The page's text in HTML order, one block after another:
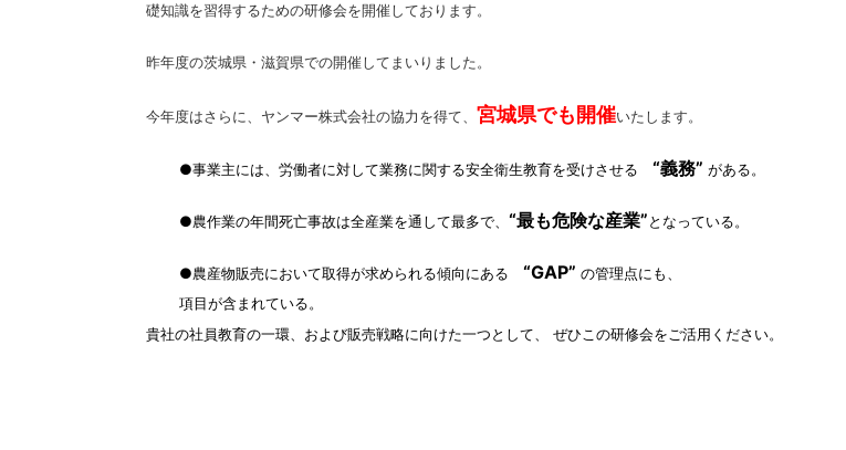
礎知識を習得するための研修会を開催しております。
昨年度の茨城県・滋賀県での開催してまいりました。
今年度はさらに、ヤンマー株式会社の協力を得て、 宮城県でも開催いたします。
●事業主には、労働者に対して業務に関する安全衛生教育を受けさせる “義務” がある。
●農作業の年間死亡事故は全産業を通して最多で、 “最も危険な産業”となっている。
●農産物販売において取得が求められる傾向にある “GAP” の管理点にも、
項目が含まれている。
貴社の社員教育の一環、および販売戦略に向けた一つとして、 ぜひこの研修会をご活用ください。